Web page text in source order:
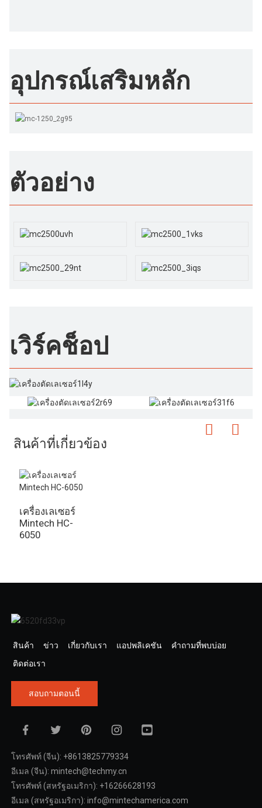
อุปกรณ์เสริมหลัก
ตัวอย่าง
เวิร์คช็อป
สินค้าที่เกี่ยวข้อง
เครื่องเลเซอร์
Mintech HC-
6050
สินค้า ข่าว เกี่ยวกับเรา แอปพลิเคชัน
คำถามที่พบบ่อย
ติดต่อเรา
สอบถามตอนนี้
โทรศัพท์ (จีน): +8613825779334
อีเมล (จีน): mintech@techmy.cn
โทรศัพท์ (สหรัฐอเมริกา): +16266628193
อีเมล (สหรัฐอเมริกา): info@mintechamerica.com